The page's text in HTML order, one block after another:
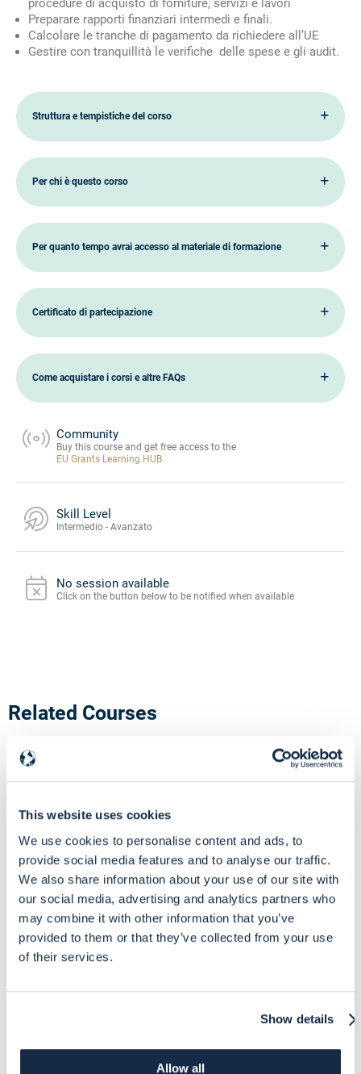
This website uses cookies
We use cookies to personalise content and ads, to
provide social media features and to analyse our traffic.
We also share information about your use of our site with
our social media, advertising and analytics partners who
may combine it with other information that you’ve
provided to them or that they’ve collected from your use
of their services.
Show details
Allow all
procedure di acquisto di forniture, servizi e lavori
Preparare rapporti finanziari intermedi e finali.
Calcolare le tranche di pagamento da richiedere all’UE
Gestire con tranquillità le verifiche delle spese e gli audit.
Struttura e tempistiche del corso
Per chi è questo corso
Per quanto tempo avrai accesso al materiale di formazione
Certificato di partecipazione
Come acquistare i corsi e altre FAQs
Community
Buy this course and get free access to the
EU Grants Learning HUB
Skill Level
Intermedio - Avanzato
No session available
Click on the button below to be notified when available
Related Courses
eLearning